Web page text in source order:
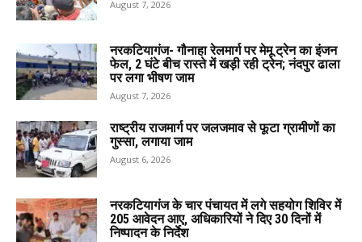
August 7, 2026
नरकटियागंज- गौनाहा रेलमार्ग पर मेमू ट्रेन का इंजन
फेल, 2 घंटे बीच रास्ते में खड़ी रही ट्रेन; नंदपुर ढाला
पर लगा भीषण जाम
August 7, 2026
राष्ट्रीय राजमार्ग पर जलजमाव से फूटा ग्रामीणों का
गुस्सा, लगाया जाम
August 6, 2026
नरकटियागंज के चार पंचायत में लगे सहयोग शिविर में
205 आवेदन आए, अधिकारियों ने दिए 30 दिनों में
निष्पादन के निर्देश